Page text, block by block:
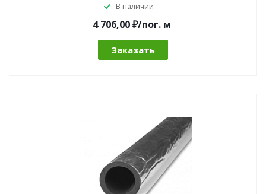
В наличии
4 706,00 ₽/пог.м
Заказать